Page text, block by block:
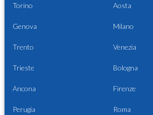
Torino Aosta
Genova Milano
Trento Venezia
Trieste Bologna
Ancona Firenze
Perugia Roma